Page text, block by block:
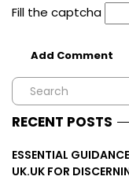
Fill the captcha
RECENT POSTS
ESSENTIAL
UK.UK FOR